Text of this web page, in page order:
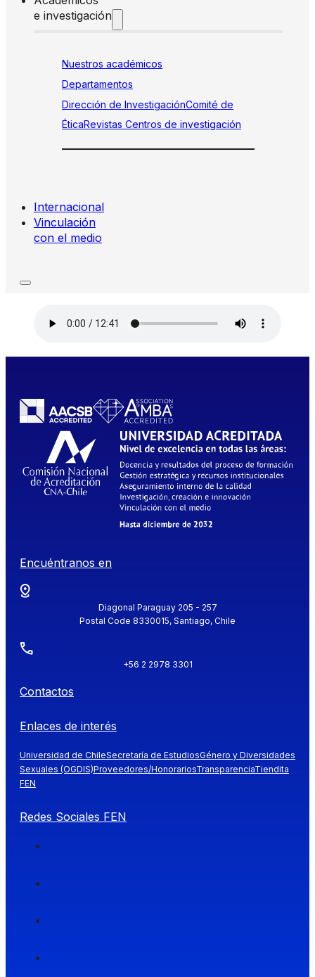
e investigación
Nuestros académicos
Departamentos
Dirección de InvestigaciónComité de
ÉticaRevistas Centros de investigación
Internacional
Vinculación
con el medio
Encuéntranos en
Diagonal Paraguay 205 - 257
Postal Code 8330015, Santiago, Chile
+56 2 2978 3301
Contactos
Enlaces de interés
Universidad de ChileSecretaría de EstudiosGénero y Diversidades
Sexuales (OGDIS)Proveedores/HonorariosTransparenciaTiendita
FEN
Redes Sociales FEN